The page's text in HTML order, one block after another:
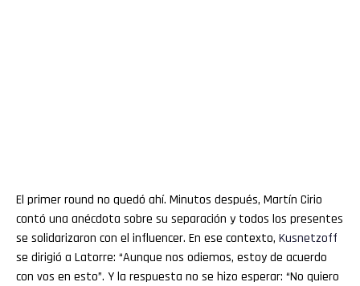
El primer round no quedó ahí. Minutos después, Martín Cirio
contó una anécdota sobre su separación y todos los presentes
se solidarizaron con el influencer. En ese contexto, Kusnetzoff
se dirigió a Latorre: “Aunque nos odiemos, estoy de acuerdo
con vos en esto”. Y la respuesta no se hizo esperar: “No quiero